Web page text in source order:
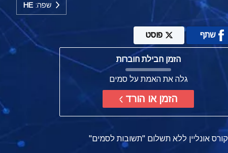
שפה:HE
שתף פוסט
הזמן חבילת חוברות
גלה את האמת על סמים
הזמן או הורד
קורס אונליין ללא תשלום "תשובות לסמים"